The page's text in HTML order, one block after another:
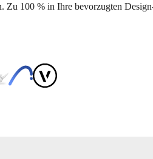
Zu 100 % in Ihre bevorzugten